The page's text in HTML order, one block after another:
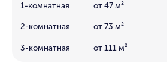
1-комнатная от 47 м²
2-комнатная от 73 м²
3-комнатная от 111 м²